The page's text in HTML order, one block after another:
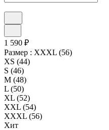
1 590 ₽
Размер : XXXL (56)
XS (44)
S (46)
M (48)
L (50)
XL (52)
XXL (54)
XXXL (56)
Хит